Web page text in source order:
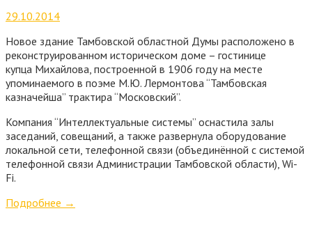
29.10.2014
Новое здание Тамбовской областной Думы расположено в
реконструированном историческом доме – гостинице
купца Михайлова, построенной в 1906 году на месте
упоминаемого в поэме М.Ю. Лермонтова “Тамбовская
казначейша” трактира “Московский”.
Компания “Интеллектуальные системы” оснастила залы
заседаний, совещаний, а также развернула оборудование
локальной сети, телефонной связи (объединённой с системой
телефонной связи Администрации Тамбовской области), Wi-
Fi.
Подробнее →